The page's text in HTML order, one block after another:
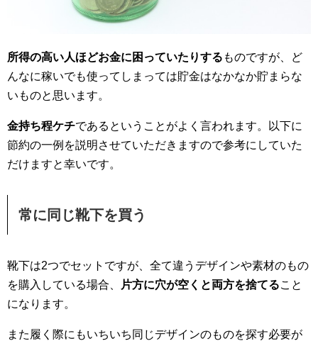
所得の高い人ほどお金に困っていたりする ものですが、ど
んなに稼いでも使ってしまっては貯金はなかなか貯まらな
いものと思います。
金持ち程ケチであるということがよく言われます。以下に
節約の一例を説明させていただきますので参考にしていた
だけますと幸いです。
常に同じ靴下を買う
靴下は2つでセットですが、全て違うデザインや素材のもの
を購入している場合、
片方に穴が空くと両方を捨てること
になります。
また履く際にもいちいち同じデザインのものを探す必要が